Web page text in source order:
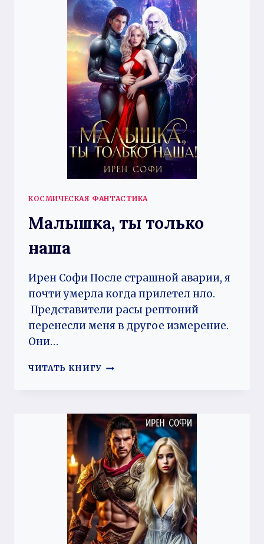
КОСМИЧЕСКАЯ ФАНТАСТИКА
Малышка, ты только
наша
Ирен Софи После страшной аварии, я
почти умерла когда прилетел нло.
Представители расы рептоний
перенесли меня в другое измерение.
Они…
ЧИТАТЬ КНИГУ МАЛЫШКА,